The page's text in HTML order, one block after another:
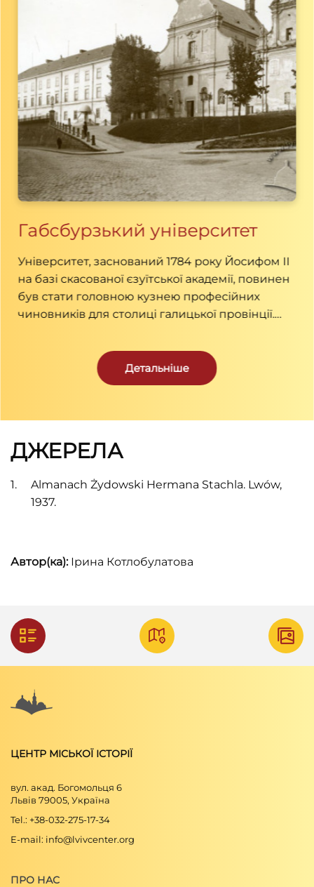
Габсбурзький університет
Університет, заснований 1784 року Йосифом ІІ
на базі скасованої єзуїтської академії, повинен
був стати головною кузнею професійних
чиновників для столиці галицької провінції.
досліджень, а на підготовці управлінців. Після
численних змін, зокрема, пониження статусу
до ліцею, у 1817 році університет
такому стані інституція проіснувала до кінця
Детальніше
ДЖЕРЕЛА
Almanach Żydowski Hermana Stachla. Lwów,
1937.
Автор(ка):Ірина Котлобулатова
ЦЕНТР МІСЬКОЇ ІСТОРІЇ
вул. акад. Богомольця 6
Львів 79005, Україна
Tel.: +38-032-275-17-34
E-mail: info@lvivcenter.org
ПРО НАС